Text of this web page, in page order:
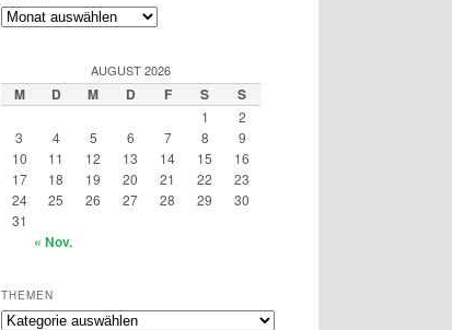
Archiv
AUGUST 2026
M D M D F S S
1
2
3
4 5 6 7 8
9
10
11 12 13 14 15
16
17
18 19 20 21 22
23
24
25 26 27 28 29
30
31
« Nov.
THEMEN
Themen